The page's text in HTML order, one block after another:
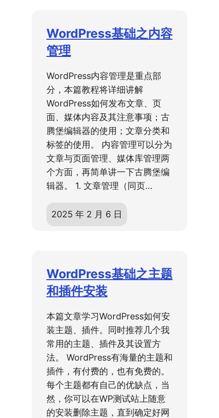
WordPress基础之内容
管理
WordPress内容管理是重点部
分，本篇教程将详细讲解
WordPress如何发布文章、页
面、媒体内容及其注意事项；古
腾堡编辑器的使用；文章分类和
标签的使用。 内容管理可以分为
文章与页面管理、媒体库管理两
个方面，再简单讲一下古腾堡编
辑器。 1. 文章管理（同页…
2025 年 2 月 6 日
WordPress基础之主题
和插件安装
本篇文章学习WordPress如何安
装主题、插件。同时推荐几个我
常用的主题、插件及其设置方
法。 WordPress有海量的主题和
插件，有付费的，也有免费的。
每个主题都有自己的优缺点，当
然，你可以在WP测试站上随意
的安装删除主题，直到确定好网